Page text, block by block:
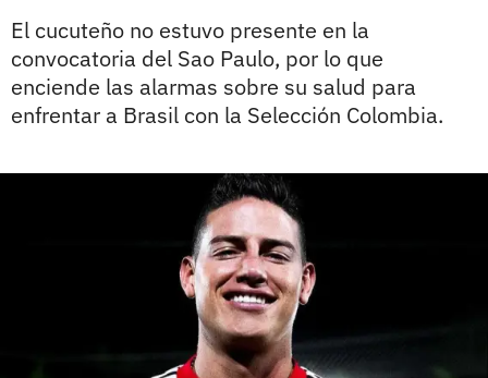
El cucuteño no estuvo presente en la
convocatoria del Sao Paulo, por lo que
enciende las alarmas sobre su salud para
enfrentar a Brasil con la Selección Colombia.